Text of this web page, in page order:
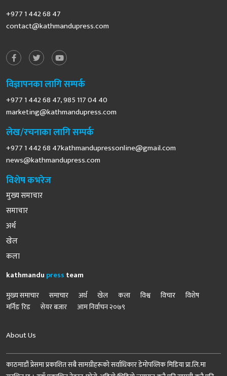
+977 1 442 68 47
contact@kathmandupress.com
विज्ञापनका लागि सम्पर्क
+977 1 442 68 47, 985 117 04 40
marketing@kathmandupress.com
लेख/रचनाका लागि सम्पर्क
+977 1 442 68 47kathmandupressonline@gmail.com
news@kathmandupress.com
विशेष कभरेज
मुख्य समाचार
समाचार
अर्थ
खेल
कला
kathmandu press team
मुख्य समाचार
समाचार अर्थ खेल कला विश्व विचार
विशेष
मर्निङ रिड
सेयर बजार आम निर्वाचन २०७९
About Us
काठमाडौं प्रेसमा प्रकाशित सबै सामग्रीहरूको सर्वाधिकार डेमोपव्लिक मिडिया प्रा.लि.मा